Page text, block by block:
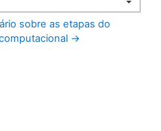
sobre as etapas do
→